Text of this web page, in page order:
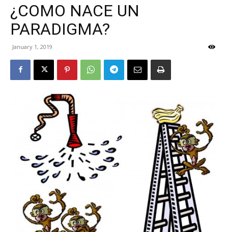
¿COMO NACE UN
PARADIGMA?
January 1, 2019